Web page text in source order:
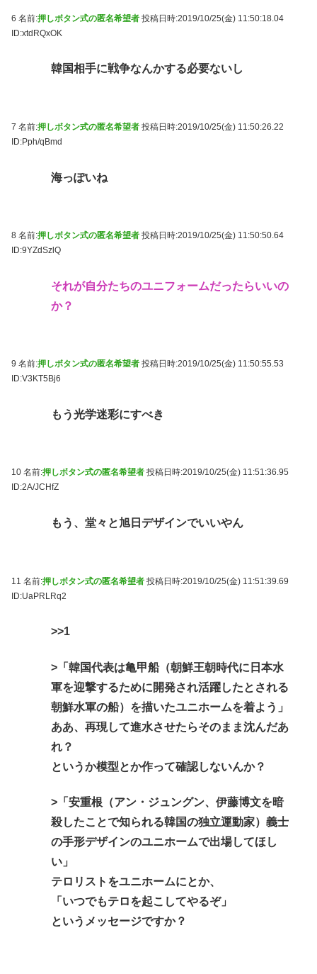
6 名前:押しボタン式の匿名希望者 投稿日時:2019/10/25(金) 11:50:18.04
ID:xtdRQxOK
韓国相手に戦争なんかする必要ないし
7 名前:押しボタン式の匿名希望者 投稿日時:2019/10/25(金) 11:50:26.22
ID:Pph/qBmd
海っぽいね
8 名前:押しボタン式の匿名希望者 投稿日時:2019/10/25(金) 11:50:50.64
ID:9YZdSzlQ
それが自分たちのユニフォームだったらいいの
か？
9 名前:押しボタン式の匿名希望者 投稿日時:2019/10/25(金) 11:50:55.53
ID:V3KT5Bj6
もう光学迷彩にすべき
10 名前:押しボタン式の匿名希望者 投稿日時:2019/10/25(金) 11:51:36.95
ID:2A/JCHfZ
もう、堂々と旭日デザインでいいやん
11 名前:押しボタン式の匿名希望者 投稿日時:2019/10/25(金) 11:51:39.69
ID:UaPRLRq2
>>1
>「韓国代表は亀甲船（朝鮮王朝時代に日本水
軍を迎撃するために開発され活躍したとされる
朝鮮水軍の船）を描いたユニホームを着よう」
ああ、再現して進水させたらそのまま沈んだあ
れ？
というか模型とか作って確認しないんか？
>「安重根（アン・ジュングン、伊藤博文を暗
殺したことで知られる韓国の独立運動家）義士
の手形デザインのユニホームで出場してほし
い」
テロリストをユニホームにとか、
「いつでもテロを起こしてやるぞ」
というメッセージですか？